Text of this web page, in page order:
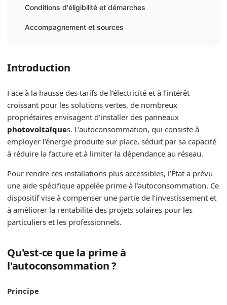
Conditions d'éligibilité et démarches
Accompagnement et sources
Introduction
Face à la hausse des tarifs de l’électricité et à l’intérêt
croissant pour les solutions vertes, de nombreux
propriétaires envisagent d’installer des panneaux
photovoltaïques. L’autoconsommation, qui consiste à
employer l’énergie produite sur place, séduit par sa capacité
à réduire la facture et à limiter la dépendance au réseau.
Pour rendre ces installations plus accessibles, l’État a prévu
une aide spécifique appelée prime à l’autoconsommation. Ce
dispositif vise à compenser une partie de l’investissement et
à améliorer la rentabilité des projets solaires pour les
particuliers et les professionnels.
Qu'est-ce que la prime à
l'autoconsommation ?
Principe